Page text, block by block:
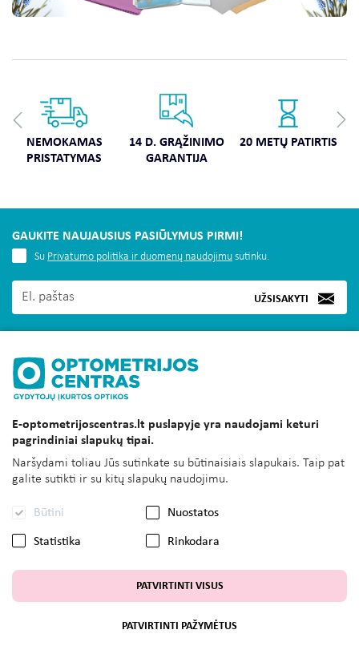
NEMOKAMAS
PRISTATYMAS
14 D. GRĄŽINIMO
GARANTIJA
20 METŲ PATIRTIS
GAUKITE NAUJAUSIUS PASIŪLYMUS PIRMI!
UŽSISAKYTI
Su Privatumo politika ir duomenų naudojimu sutinku.
INFORMACIJA
KLIENTAMS
UAB OPTOMETRIJOS CENTRAS
© Visos tesės saugomos E-optometrijoscentras.lt
Sprendimas:
E-optometrijoscentras.lt puslapyje yra naudojami keturi
pagrindiniai slapukų tipai.
Naršydami toliau Jūs sutinkate su būtinaisiais slapukais. Taip pat
galite sutikti ir su kitų slapukų naudojimu.
Būtini Nuostatos
Statistika Rinkodara
PATVIRTINTI VISUS
PATVIRTINTI PAŽYMĖTUS